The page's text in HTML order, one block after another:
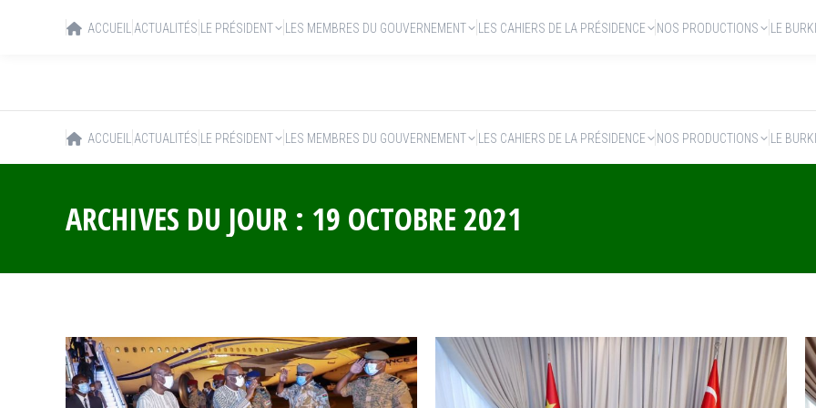
ACCUEIL ACTUALITÉS LE PRÉSIDENT LES MEMBRES DU GOUVERNEMENT LES CAHIERS DE LA PRÉSIDENCE NOS PRODUCTIONS LE
ARCHIVES DU JOUR : 19 OCTOBRE 2021
ACCUEIL ACTUALITÉS LE PRÉSIDENT LES MEMBRES DU GOUVERNEMENT LES CAHIERS DE LA PRÉSIDENCE NOS PRODUCTIONS LE